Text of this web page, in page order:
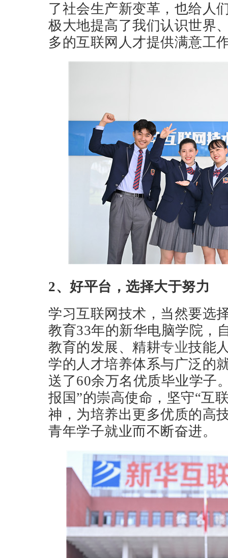
了社会生产新变革，也给人
极大地提高了我们认识世界
多的互联网人才提供满意工
2、好平台，选择大于努力
学习互联网技术，当然要选
教育33年的新华电脑学院，
教育的发展、精耕专业技能
学的人才培养体系与广泛的
送了60余万名优质毕业学子
报国”的崇高使命，坚守“互
神，为培养出更多优质的高
青年学子就业而不断奋进。